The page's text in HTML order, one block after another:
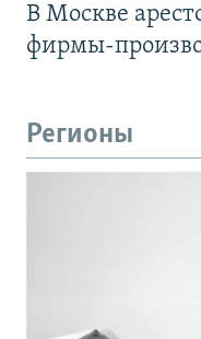
В Москве
фирмы-
Регионы